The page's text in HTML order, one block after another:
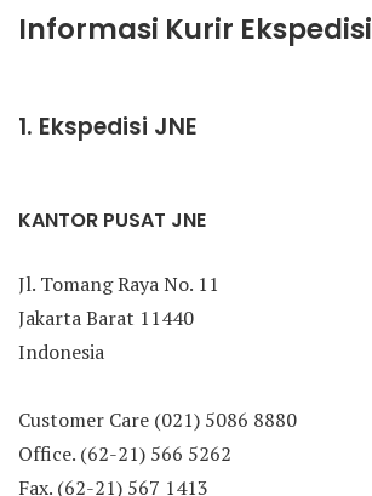
Informasi Kurir Ekspedisi
1. Ekspedisi JNE
KANTOR PUSAT JNE
Jl. Tomang Raya No. 11
Jakarta Barat 11440
Indonesia
Customer Care (021) 5086 8880
Office. (62-21) 566 5262
Fax. (62-21) 567 1413